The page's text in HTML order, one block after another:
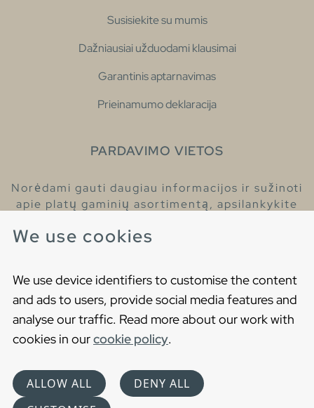
We use cookies
We use device identifiers to customise the content
and ads to users, provide social media features and
analyse our traffic. Read more about our work with
cookies in ourcookie policy.
ALLOW ALL
DENY ALL
Susisiekite su mumis
Dažniausiai užduodami klausimai
Garantinis aptarnavimas
Prieinamumo deklaracija
PARDAVIMO VIETOS
Norėdami gauti daugiau informacijos ir sužinoti
apie platų gaminių asortimentą, apsilankykite
Cookies
Privatumo politika
Choose language